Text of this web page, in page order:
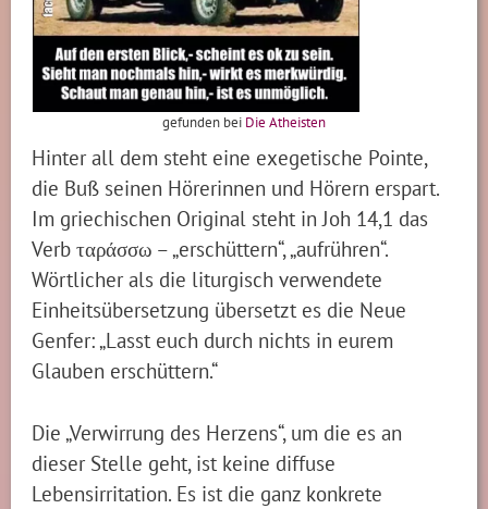
gefunden bei Die Atheisten
Hinter all dem steht eine exegetische Pointe,
die Buß seinen Hörerinnen und Hörern erspart.
Im griechischen Original steht in Joh 14,1 das
Verb ταράσσω – „erschüttern“, „aufrühren“.
Wörtlicher als die liturgisch verwendete
Einheitsübersetzung übersetzt es die Neue
Genfer: „Lasst euch durch nichts in eurem
Glauben erschüttern.“
Die „Verwirrung des Herzens“, um die es an
dieser Stelle geht, ist keine diffuse
Lebensirritation. Es ist die ganz konkrete